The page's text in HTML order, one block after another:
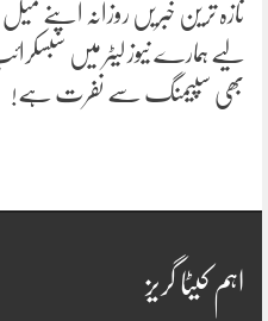
تازہ ترین خبریں روزانہ
لیے ہمارے نیوز لیٹر میں
بھی سپیمنگ سے نفرت ہے!
اہم کیٹا گریز